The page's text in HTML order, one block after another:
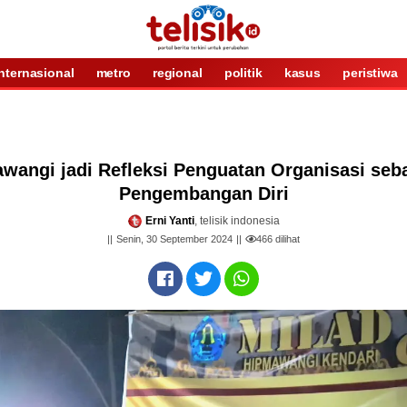
metro regional politik kasus peristiwa
jadi Refleksi Penguatan Organisasi
Pengembangan Diri
Erni Yanti, telisik indonesia
Senin, 30 September 2024 466 dilihat